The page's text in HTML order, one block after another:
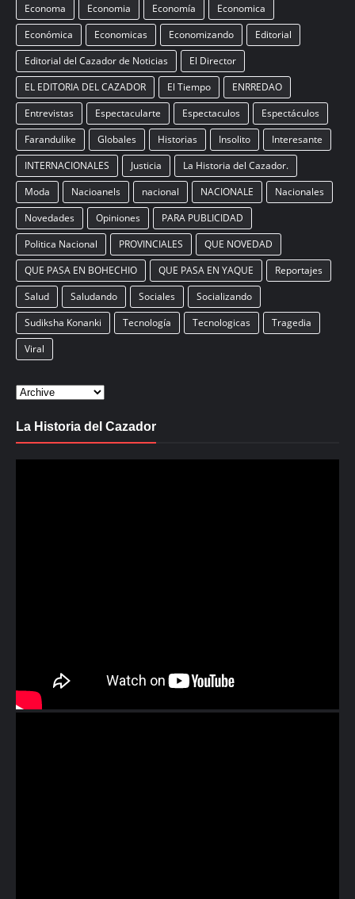
Economa
Economia Economía
Economica
Económica
Economicas Economizando
Editorial
Editorial del Cazador de Noticias
El Director
EL EDITORIA DEL CAZADOR
El Tiempo
ENRREDAO
Entrevistas
Espectacularte Espectaculos
Espectáculos
Farandulike
Globales Historias Insolito
Interesante
INTERNACIONALES
Justicia
La Historia del Cazador.
Moda
Nacioanels nacional NACIONALE
Nacionales
Novedades
Opiniones
PARA PUBLICIDAD
Politica Nacional
PROVINCIALES
QUE NOVEDAD
QUE PASA EN BOHECHIO
QUE PASA EN YAQUE
Reportajes
Salud
Saludando Sociales
Socializando
Sudiksha Konanki
Tecnología Tecnologicas
Tragedia
Viral
La Historia del Cazador